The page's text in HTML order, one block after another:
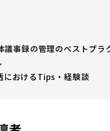
事録の管理のベストプラ
におけるTips・経験談